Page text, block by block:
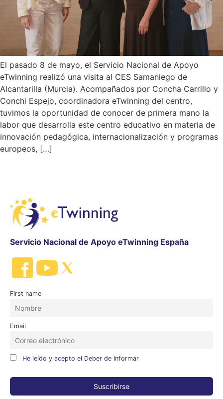
El pasado 8 de mayo, el Servicio Nacional de Apoyo
eTwinning realizó una visita al CES Samaniego de
Alcantarilla (Murcia). Acompañados por Concha Carrillo y
Conchi Espejo, coordinadora eTwinning del centro,
tuvimos la oportunidad de conocer de primera mano la
labor que desarrolla este centro educativo en materia de
innovación pedagógica, internacionalización y programas
europeos, […]
Servicio Nacional de Apoyo eTwinning España
First name
Email
He leído y acepto el Deber de Informar